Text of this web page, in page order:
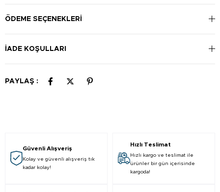
ÖDEME SEÇENEKLERI
İADE KOŞULLARI
PAYLAŞ :
Güvenli Alışveriş
Kolay ve güvenli alışveriş tık
kadar kolay!
Hızlı Teslimat
Hızlı kargo ve teslimat ile
ürünler bir gün içerisinde
kargoda!